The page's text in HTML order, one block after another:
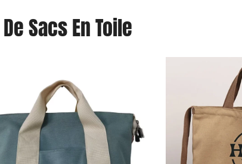
Sacs En Toile